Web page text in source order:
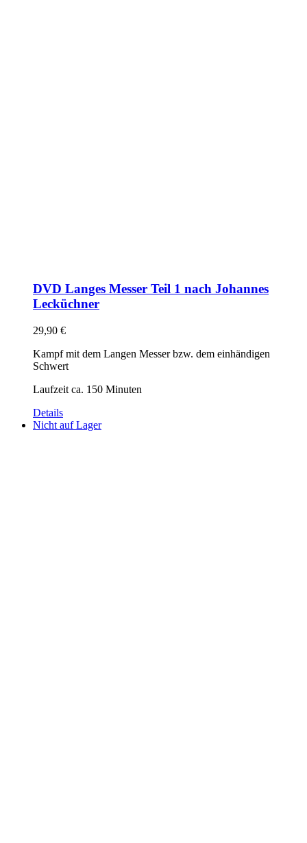
DVD Langes Messer Teil 1 nach Johannes
Lecküchner
29,90 €
Kampf mit dem Langen Messer bzw. dem einhändigen
Schwert
Laufzeit ca. 150 Minuten
Details
Nicht auf Lager